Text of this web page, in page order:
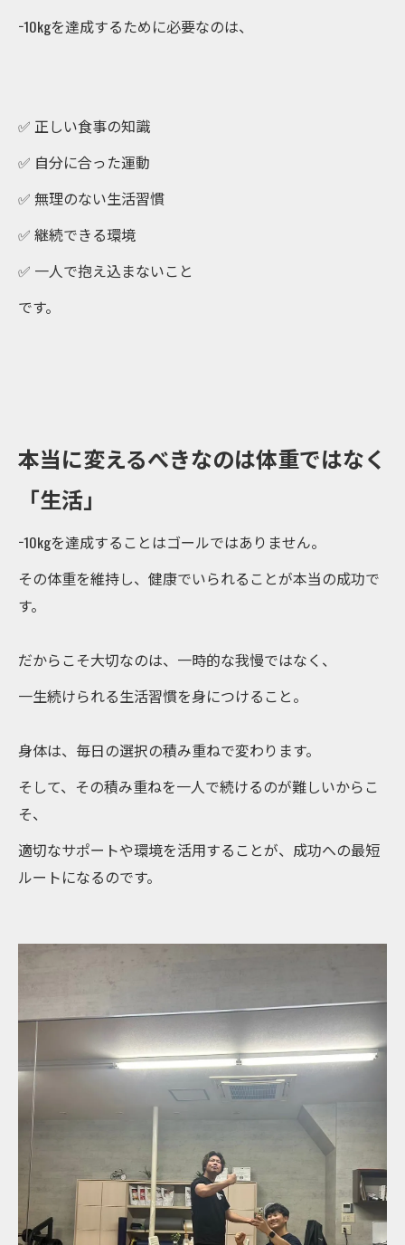
−10kgを達成するために必要なのは、
✅ 正しい食事の知識
✅ 自分に合った運動
✅ 無理のない生活習慣
✅ 継続できる環境
✅ 一人で抱え込まないこと
です。
本当に変えるべきなのは体重ではなく
「生活」
−10kgを達成することはゴールではありません。
その体重を維持し、健康でいられることが本当の成功で
す。
だからこそ大切なのは、一時的な我慢ではなく、
一生続けられる生活習慣を身につけること。
身体は、毎日の選択の積み重ねで変わります。
そして、その積み重ねを一人で続けるのが難しいからこ
そ、
適切なサポートや環境を活用することが、成功への最短
ルートになるのです。